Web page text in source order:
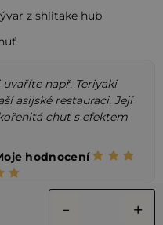
z shiitake hub
např. Teriyaki
asijské restauraci. Její
chuť s efektem
hodnocení